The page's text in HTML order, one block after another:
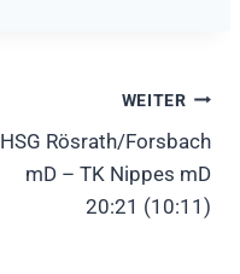
WEITER
HSG Rösrath/Forsbach
mD – TK Nippes mD
20:21 (10:11)